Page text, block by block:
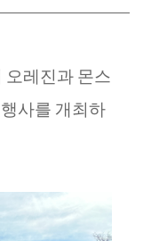
오레진과 몬스
행사를 개최하